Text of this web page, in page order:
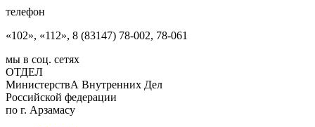
телефон
«102», «112», 8 (83147) 78-002, 78-061
мы в соц. сетях
ОТДЕЛ
МинистерствА Внутренних Дел
Российской федерации
по г. Арзамасу